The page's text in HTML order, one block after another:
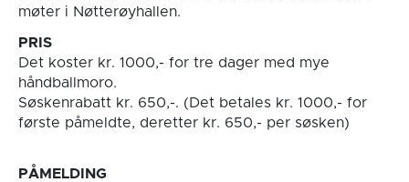
møter i Nøtterøyhallen.
PRIS
Det koster kr. 1000,- for tre dager med mye
håndballmoro.
Søskenrabatt kr. 650,-. (Det betales kr. 1000,- for
første påmeldte, deretter kr. 650,- per søsken)
PÅMELDING